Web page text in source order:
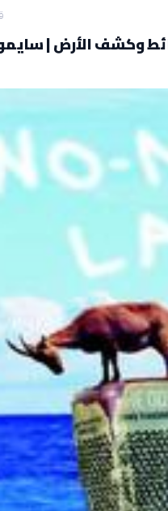
وكشف الأرض |